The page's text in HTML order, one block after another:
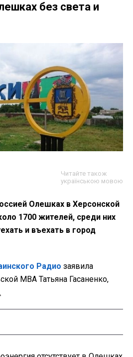
без света и
Читайте також
українською мовою
Олешках в Херсонской
1700 жителей, среди них
и въехать в город
Радио заявила
МВА Татьяна Гасаненко,
.